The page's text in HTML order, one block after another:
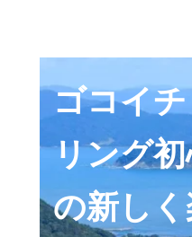
ゴコイ
リング
の新し